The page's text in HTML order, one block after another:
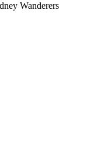
Wanderers